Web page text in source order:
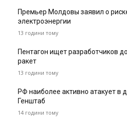
Премьер Молдовы заявил о
электроэнергии
13 години тому
Пентагон ищет разработчиков
ракет
13 години тому
РФ наиболее активно атакует в
Генштаб
14 години тому